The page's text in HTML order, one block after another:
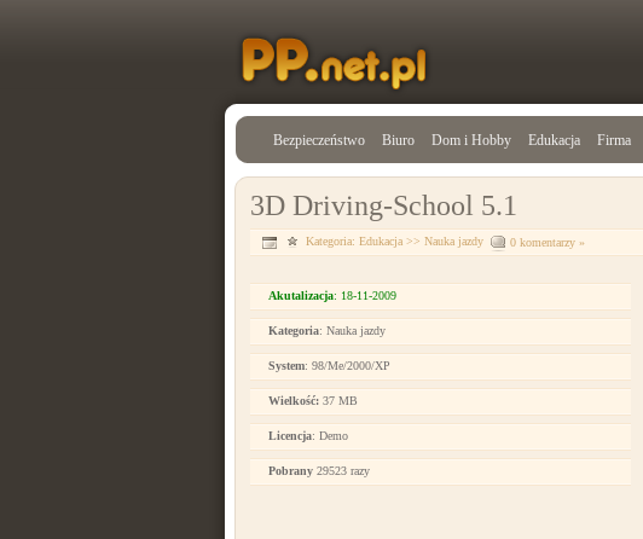
Bezpieczeństwo Biuro Dom i Hobby Edukacja Firma
3D Driving-School 5.1
Kategoria: Edukacja >> Nauka jazdy 0 komentarzy »
Akutalizacja: 18-11-2009
Kategoria: Nauka jazdy
System: 98/Me/2000/XP
Wielkość: 37 MB
Licencja: Demo
Pobrany 29523 razy